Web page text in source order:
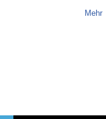
Mehr